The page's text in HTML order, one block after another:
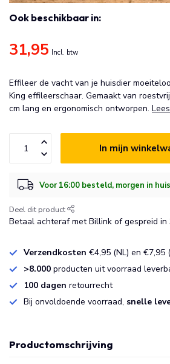
Ook beschikbaar in:
31,95 Incl. btw
Effileer de vacht van je huisdier
King effileerschaar. Gemaakt van
cm lang en ergonomisch ontworpen.
In mijn
Voor 16:00 besteld, morgen in
Deel dit product
Betaal achteraf met Billink of gespreid in
Verzendkosten €4,95 (NL) en €7,95
>8.000 producten uit voorraad
100 dagen retourrecht
Bij onvoldoende voorraad, snelle
Productomschrijving